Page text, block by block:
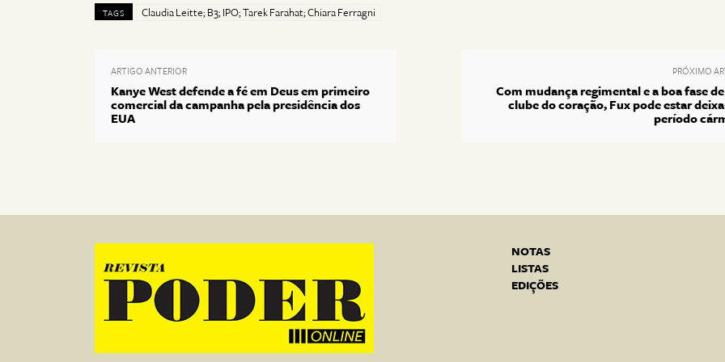
TAGS Claudia Leitte; B3; IPO; Tarek Farahat; Chiara Ferragni
ARTIGO ANTERIOR
Kanye West defende a fé em Deus em primeiro
comercial da campanha pela presidência dos
EUA
PRÓXIMO
Com mudança regimental e a boa fase de
clube do coração, Fux pode estar
período
NOTAS
LISTAS
EDIÇÕES